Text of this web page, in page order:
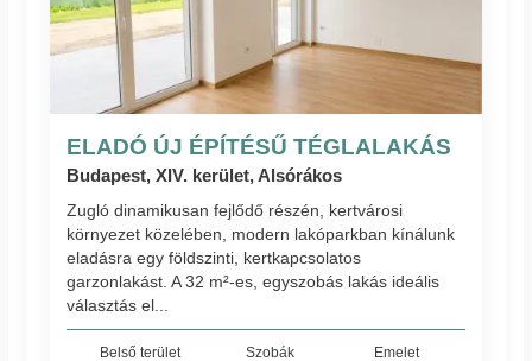
ELADÓ ÚJ ÉPÍTÉSŰ TÉGLALAKÁS
Budapest, XIV. kerület, Alsórákos
Zugló dinamikusan fejlődő részén, kertvárosi
környezet közelében, modern lakóparkban kínálunk
eladásra egy földszinti, kertkapcsolatos
garzonlakást. A 32 m²-es, egyszobás lakás ideális
választás el...
Belső terület Szobák Emelet